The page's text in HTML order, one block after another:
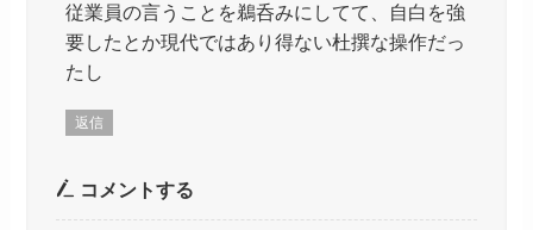
従業員の言うことを鵜呑みにしてて、自白を強
要したとか現代ではあり得ない杜撰な操作だっ
たし
返信
コメントする